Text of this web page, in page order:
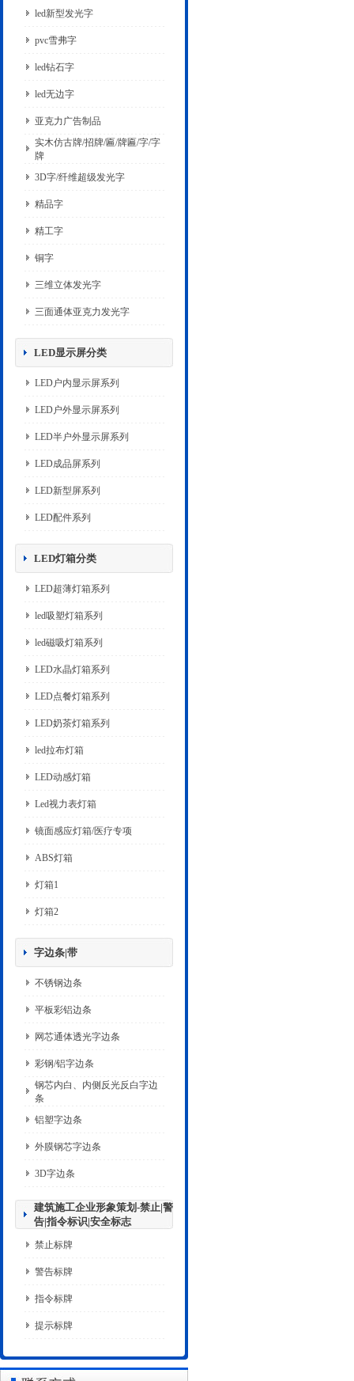
led新型发光字
pvc雪弗字
led钻石字
led无边字
亚克力广告制品
实木仿古牌/招牌/匾/牌匾/字/字
牌
3D字/纤维超级发光字
精品字
精工字
铜字
三维立体发光字
三面通体亚克力发光字
LED显示屏分类
LED户内显示屏系列
LED户外显示屏系列
LED半户外显示屏系列
LED成品屏系列
LED新型屏系列
LED配件系列
LED灯箱分类
LED超薄灯箱系列
led吸塑灯箱系列
led磁吸灯箱系列
LED水晶灯箱系列
LED点餐灯箱系列
LED奶茶灯箱系列
led拉布灯箱
LED动感灯箱
Led视力表灯箱
镜面感应灯箱/医疗专项
ABS灯箱
灯箱1
灯箱2
字边条|带
不锈钢边条
平板彩铝边条
网芯通体透光字边条
彩钢/铝字边条
钢芯内白、内侧反光反白字边
条
铝塑字边条
外膜钢芯字边条
3D字边条
建筑施工企业形象策划-禁止|警
告|指令标识|安全标志
禁止标牌
警告标牌
指令标牌
提示标牌